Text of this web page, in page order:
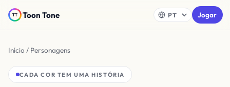
Toon Tone Jogar
Início/ Personagens
CADA COR TEM UMA HISTÓRIA